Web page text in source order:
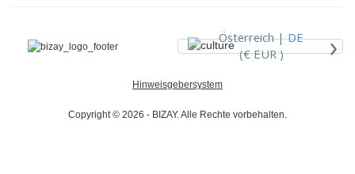
Österreich |DE
(€ EUR )
›
Hinweisgebersystem
Copyright © 2026 - BIZAY. Alle Rechte vorbehalten.